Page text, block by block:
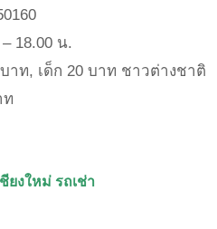
18.00 น.
าท, เด็ก 20 บาท ชาวต่างชาติ
ท
ยงใหม่ รถเช่า